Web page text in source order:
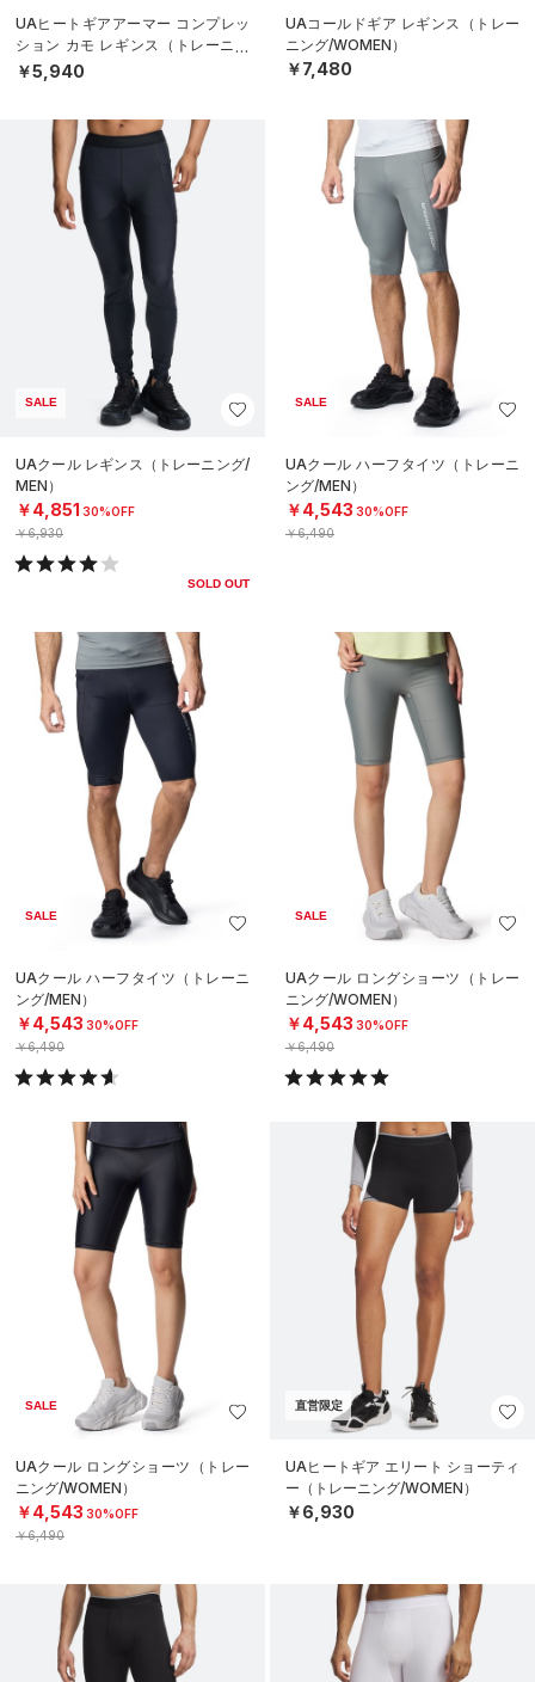
UAヒートギアアーマー コンプレッ
ション カモ レギンス（トレーニン
グ/MEN）
￥5,940
UAコールドギア レギンス（トレー
ニング/WOMEN）
￥7,480
SALE
UAクール レギンス（トレーニング/
MEN）
￥4,851 30%OFF
￥6,930
SOLD OUT
SALE
UAクール ハーフタイツ（トレーニ
ング/MEN）
￥4,543 30%OFF
￥6,490
SALE
UAクール ハーフタイツ（トレーニ
ング/MEN）
￥4,543 30%OFF
￥6,490
SALE
UAクール ロングショーツ（トレー
ニング/WOMEN）
￥4,543 30%OFF
￥6,490
SALE
UAクール ロングショーツ（トレー
ニング/WOMEN）
￥4,543 30%OFF
￥6,490
直営限定
UAヒートギア エリート ショーティ
ー（トレーニング/WOMEN）
￥6,930